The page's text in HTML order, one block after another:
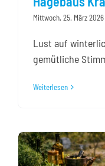
Mittwoch, 25. März 2026
Lust auf
gemütliche
Weiterlesen